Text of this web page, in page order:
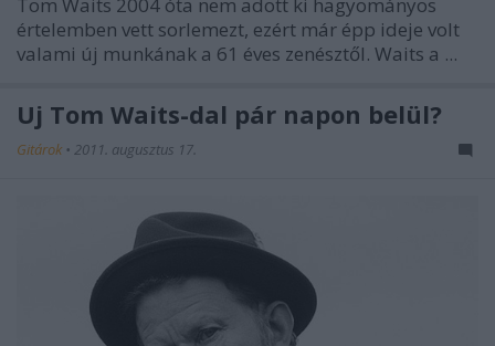
Tom Waits 2004 óta nem adott ki hagyományos
értelemben vett sorlemezt, ezért már épp ideje volt
valami új munkának a 61 éves zenésztől. Waits a ...
Új Tom Waits-dal pár napon belül?
Gitárok • 2011. augusztus 17.